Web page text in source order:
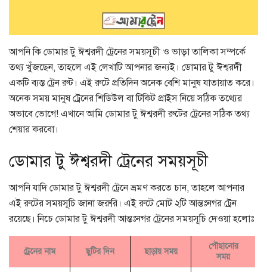
আপনি কি ডোমার টু ঈশ্বরদী ট্রেনের সময়সূচী ও ভাড়া তালিকা সম্পর্কে
তথ্য খুঁজছেন, তাহলে এই লেখাটি আপনার জন্যই। ডোমার টু ঈশ্বরদী
একটি ব্যস্ত ট্রেন রুট। এই রুটে প্রতিদিন অনেক বেশি মানুষ যাতায়াত করে।
অনেক সময় মানুষ ট্রেনের শিডিউল বা টিকিট প্রাইস নিয়ে সঠিক তথ্যের
অভাবে ভোগে! এখানে আমি ডোমার টু ঈশ্বরদী রুটের ট্রেনের সঠিক তথ্য
শেয়ার করবো।
ডোমার টু ঈশ্বরদী ট্রেনের সময়সূচী
আপনি যাদি ডোমার টু ঈশ্বরদী ট্রেনে ভ্রমণ করতে চান, তাহলে আপনার
এই রুটের সময়সূচি জানা জরুরি। এই রুটে মোট ২টি আন্তঃনগর ট্রেন
রয়েছে। নিচে ডোমার টু ঈশ্বরদী আন্তঃনগর ট্রেনের সময়সূচি দেওয়া হলোঃ
ট্রেনের নাম ছুটির দিন ছাড়ায় সময়
পৌছানোর
সময়